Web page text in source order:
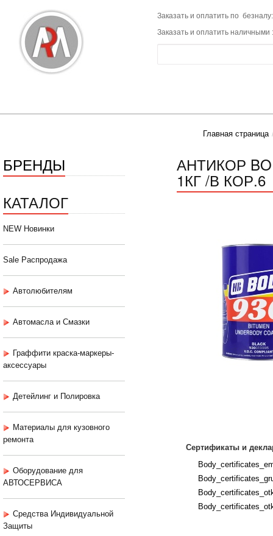
Заказать и оплатить по
Заказать и оплатить наличными
Главная страница
БРЕНДЫ
КАТАЛОГ
NEW Новинки
Sale Распродажа
Автолюбителям
Автомасла и Смазки
Граффити краска-маркеры-
аксессуары
Детейлинг и Полировка
Материалы для кузовного
ремонта
Оборудование для
АВТОСЕРВИСА
Средства Индивидуальной
Защиты
АНТИКОР
1КГ /В КОР.6
Сертификаты и